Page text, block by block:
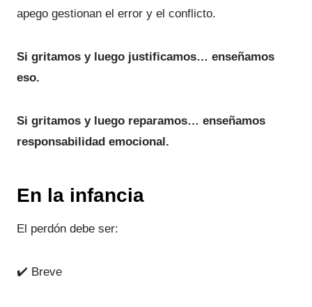
apego gestionan el error y el conflicto.
Si gritamos y luego justificamos… enseñamos
eso.
Si gritamos y luego reparamos… enseñamos
responsabilidad emocional.
En la infancia
El perdón debe ser:
✔️ Breve